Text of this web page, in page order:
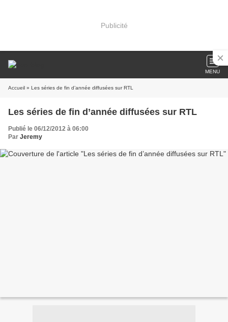
Publicité
MENU
Accueil » Les séries de fin d’année diffusées sur RTL
Les séries de fin d’année diffusées sur RTL
Publié le 06/12/2012 à 06:00
Par Jeremy